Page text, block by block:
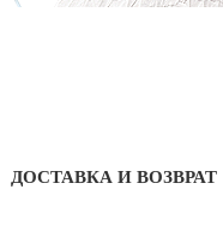
ДОСТАВКА И ВОЗВРАТ